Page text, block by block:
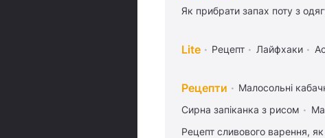
Як прибрати запах поту з
Lite Рецепт Лайфхаки
Рецепти Малосольні
Сирна запіканка з рисом
Рецепт сливового варення, як